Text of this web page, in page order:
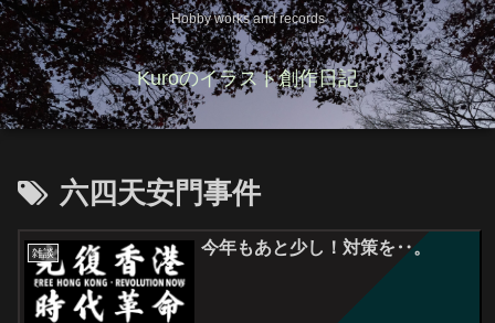
Hobby works and records
Kuroのイラスト創作日記
六四天安門事件
雑談 今年もあと少し！対策を‥。